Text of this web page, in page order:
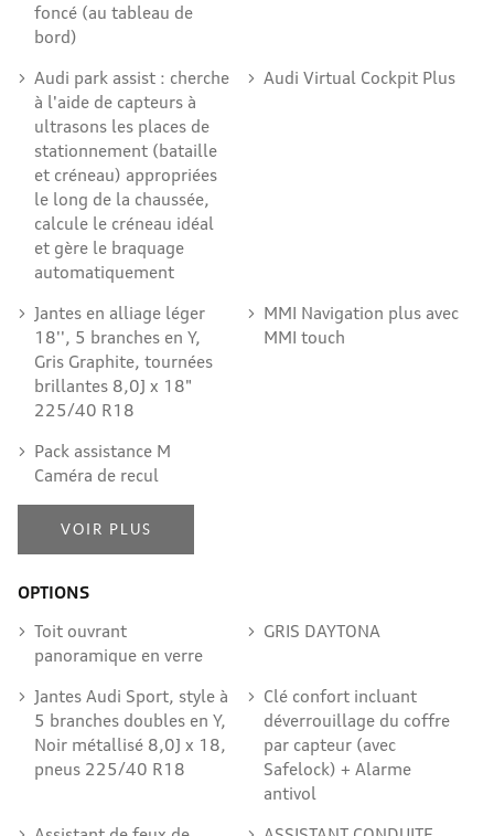
foncé (au tableau de
bord)
Audi park assist : cherche
à l'aide de capteurs à
ultrasons les places de
stationnement (bataille
et créneau) appropriées
le long de la chaussée,
calcule le créneau idéal
et gère le braquage
automatiquement
Audi Virtual Cockpit Plus
Jantes en alliage léger
18'', 5 branches en Y,
Gris Graphite, tournées
brillantes 8,0J x 18"
225/40 R18
MMI Navigation plus avec
MMI touch
Pack assistance M
Caméra de recul
VOIR PLUS
OPTIONS
Toit ouvrant
panoramique en verre
GRIS DAYTONA
Jantes Audi Sport, style à
5 branches doubles en Y,
Noir métallisé 8,0J x 18,
pneus 225/40 R18
Clé confort incluant
déverrouillage du coffre
par capteur (avec
Safelock) + Alarme
antivol